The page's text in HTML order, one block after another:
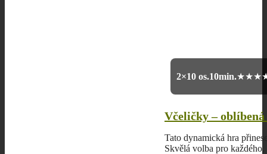
2×10 os.10min.
Včeličky –
Tato dynamická hra
Skvělá volba pro